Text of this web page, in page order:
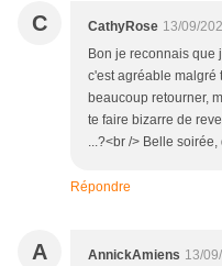
C CathyRose 13/09/
Bon je reconnais que
c'est agréable malgré
beaucoup retourner,
te faire bizarre de
...?<br /> Belle
Répondre
A AnnickAmiens 13/